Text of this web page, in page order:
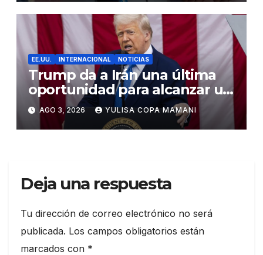
EE.UU. INTERNACIONAL NOTICIAS
Trump da a Irán una última
oportunidad para alcanzar un
acuerdo de paz
AGO 3, 2026 YULISA COPA MAMANI
Deja una respuesta
Tu dirección de correo electrónico no será
publicada. Los campos obligatorios están
marcados con *